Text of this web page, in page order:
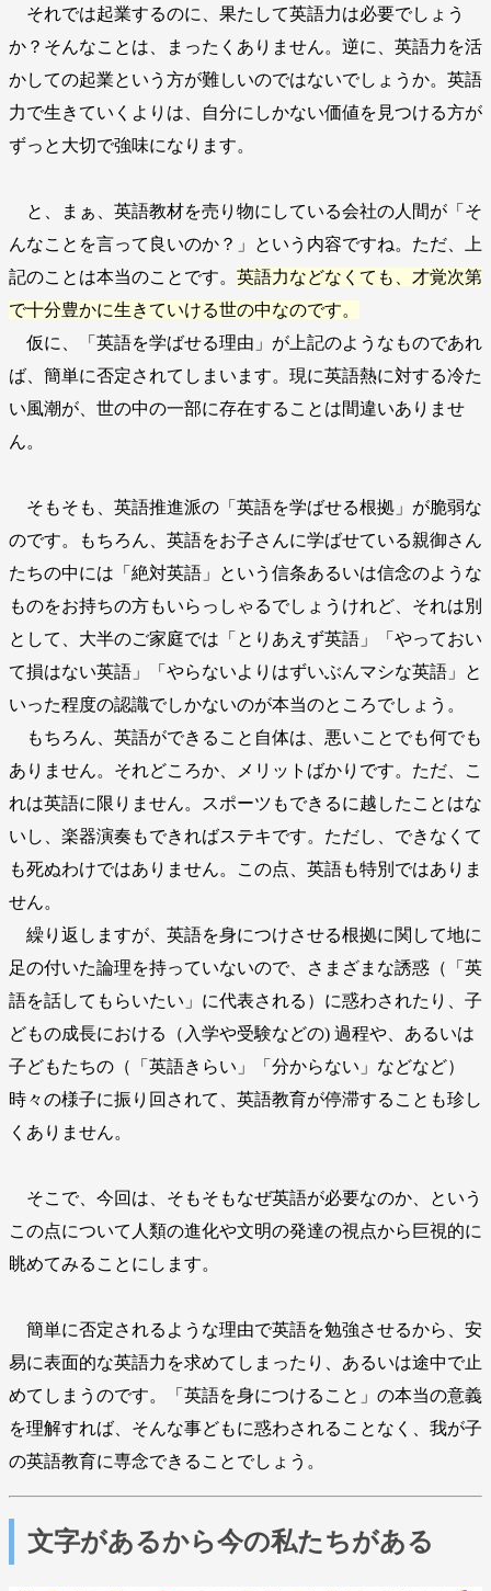
それでは起業するのに、果たして英語力は必要でしょう
か？そんなことは、まったくありません。逆に、英語力を活
かしての起業という方が難しいのではないでしょうか。英語
力で生きていくよりは、自分にしかない価値を見つける方が
ずっと大切で強味になります。
と、まぁ、英語教材を売り物にしている会社の人間が「そ
んなことを言って良いのか？」という内容ですね。ただ、上
記のことは本当のことです。 英語力などなくても、才覚次第
で十分豊かに生きていける世の中なのです。
仮に、「英語を学ばせる理由」が上記のようなものであれ
ば、簡単に否定されてしまいます。現に英語熱に対する冷た
い風潮が、世の中の一部に存在することは間違いありませ
ん。
そもそも、英語推進派の「英語を学ばせる根拠」が脆弱な
のです。もちろん、英語をお子さんに学ばせている親御さん
たちの中には「絶対英語」という信条あるいは信念のような
ものをお持ちの方もいらっしゃるでしょうけれど、それは別
として、大半のご家庭では「とりあえず英語」「やっておい
て損はない英語」「やらないよりはずいぶんマシな英語」と
いった程度の認識でしかないのが本当のところでしょう。
もちろん、英語ができること自体は、悪いことでも何でも
ありません。それどころか、メリットばかりです。ただ、こ
れは英語に限りません。スポーツもできるに越したことはな
いし、楽器演奏もできればステキです。ただし、できなくて
も死ぬわけではありません。この点、英語も特別ではありま
せん。
繰り返しますが、英語を身につけさせる根拠に関して地に
足の付いた論理を持っていないので、さまざまな誘惑（「英
語を話してもらいたい」に代表される）に惑わされたり、子
どもの成長における（入学や受験などの) 過程や、あるいは
子どもたちの（「英語きらい」「分からない」などなど）
時々の様子に振り回されて、英語教育が停滞することも珍し
くありません。
そこで、今回は、そもそもなぜ英語が必要なのか、という
この点について人類の進化や文明の発達の視点から巨視的に
眺めてみることにします。
簡単に否定されるような理由で英語を勉強させるから、安
易に表面的な英語力を求めてしまったり、あるいは途中で止
めてしまうのです。「英語を身につけること」の本当の意義
を理解すれば、そんな事どもに惑わされることなく、我が子
の英語教育に専念できることでしょう。
文字があるから今の私たちがある